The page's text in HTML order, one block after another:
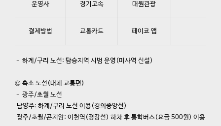
운영사 경기고속 대원관광
결제방법 교통카드 페이코 앱
– 하계/구리 노선: 탑승지역 시범 운영(미사역 신설)
◎ 축소 노선(대체 교통편)
– 광주/초월 노선
남양주: 하계/구리 노선 이용(경의중앙선)
광주/초월/곤지암: 이천역(경강선) 하차 후 통학버스(요금 500원) 이용